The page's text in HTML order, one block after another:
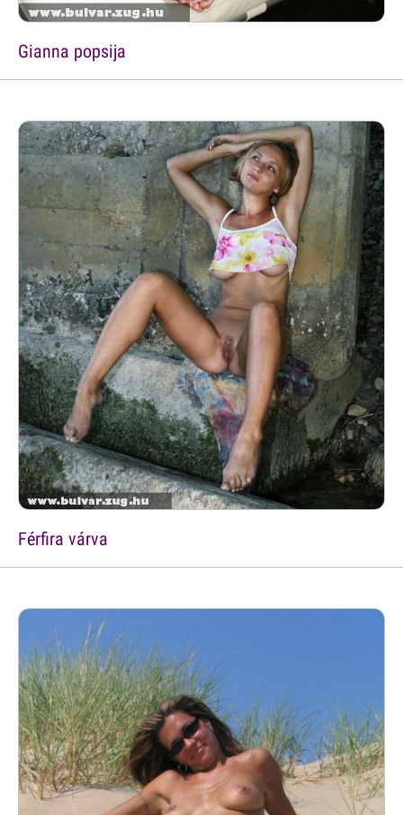
Gianna popsija
Férfira várva